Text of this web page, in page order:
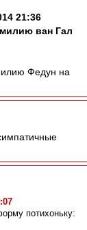
21:36
ван Гал
Федун на
потихоньку: